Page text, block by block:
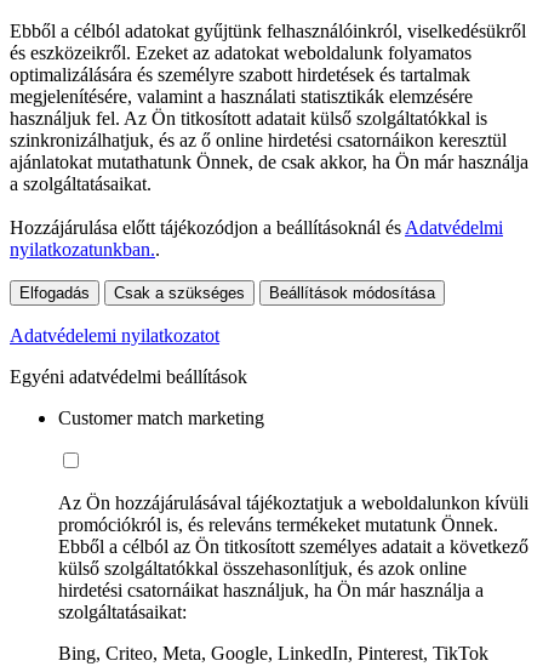
Ebből a célból adatokat gyűjtünk felhasználóinkról, viselkedésükről
és eszközeikről. Ezeket az adatokat weboldalunk folyamatos
optimalizálására és személyre szabott hirdetések és tartalmak
megjelenítésére, valamint a használati statisztikák elemzésére
használjuk fel. Az Ön titkosított adatait külső szolgáltatókkal is
szinkronizálhatjuk, és az ő online hirdetési csatornáikon keresztül
ajánlatokat mutathatunk Önnek, de csak akkor, ha Ön már használja
a szolgáltatásaikat.
Hozzájárulása előtt tájékozódjon a beállításoknál ésAdatvédelmi
nyilatkozatunkban..
Elfogadás Csak a szükséges Beállítások módosítása
Adatvédelemi nyilatkozatot
Egyéni adatvédelmi beállítások
Customer match marketing
Az Ön hozzájárulásával tájékoztatjuk a weboldalunkon kívüli
promóciókról is, és releváns termékeket mutatunk Önnek.
Ebből a célból az Ön titkosított személyes adatait a következő
külső szolgáltatókkal összehasonlítjuk, és azok online
hirdetési csatornáikat használjuk, ha Ön már használja a
szolgáltatásaikat:
Bing, Criteo, Meta, Google, LinkedIn, Pinterest, TikTok